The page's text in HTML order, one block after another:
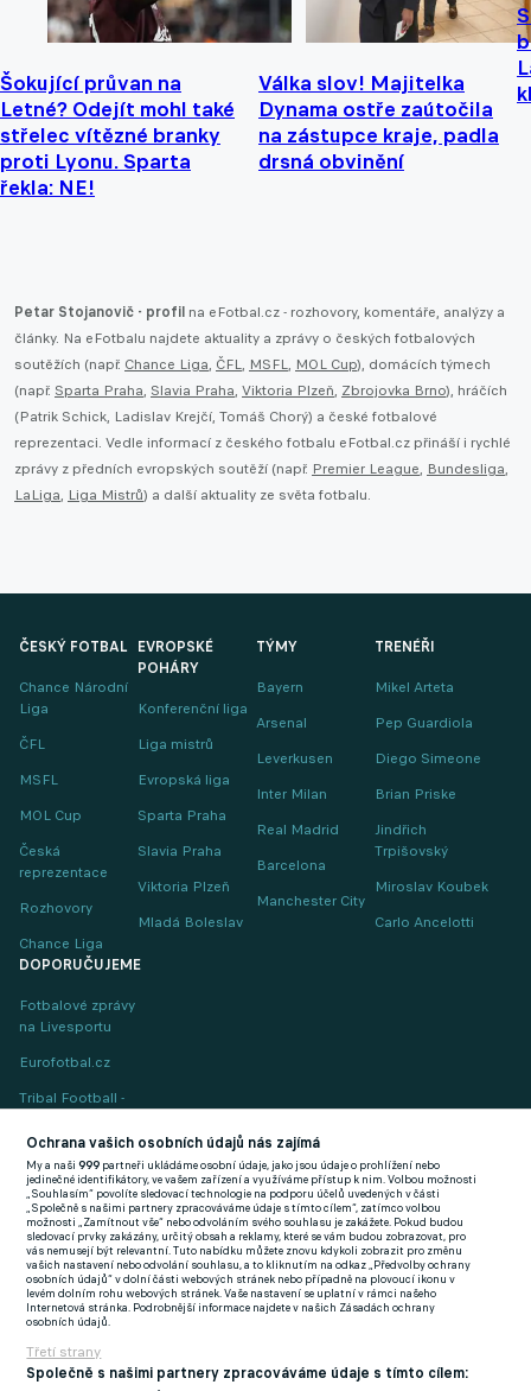
Šokující průvan na
Letné? Odejít mohl také
střelec vítězné branky
proti Lyonu. Sparta
řekla: NE!
Válka slov! Majitelka
Dynama ostře zaútočila
na zástupce kraje, padla
drsná obvinění
Petar Stojanovič - profil na eFotbal.cz - rozhovory, komentáře, analýzy a
články. Na eFotbalu najdete aktuality a zprávy o českých fotbalových
soutěžích (např. Chance Liga, ČFL, MSFL, MOL Cup), domácích týmech
(např. Sparta Praha, Slavia Praha, Viktoria Plzeň, Zbrojovka Brno), hráčích
(Patrik Schick, Ladislav Krejčí, Tomáš Chorý) a české fotbalové
reprezentaci. Vedle informací z českého fotbalu eFotbal.cz přináší i rychlé
zprávy z předních evropských soutěží (např. Premier League, Bundesliga,
LaLiga, Liga Mistrů) a další aktuality ze světa fotbalu.
ČESKÝ FOTBAL
Chance Národní
Liga
ČFL
MSFL
MOL Cup
Česká
reprezentace
Rozhovory
Chance Liga
EVROPSKÉ
POHÁRY
Konferenční liga
Liga mistrů
Evropská liga
Sparta Praha
Slavia Praha
Viktoria Plzeň
Mladá Boleslav
TÝMY
Bayern
Arsenal
Leverkusen
Inter Milan
Real Madrid
Barcelona
Manchester City
TRENÉŘI
Mikel Arteta
Pep Guardiola
Diego Simeone
Brian Priske
Jindřich
Trpišovský
Miroslav Koubek
Carlo Ancelotti
DOPORUČUJEME
Fotbalové zprávy
na Livesportu
Eurofotbal.cz
Tribal Football -
(EN)
FlashFutbal (SK)
Tenisportal.cz
Tenisové zprávy
na Livesportu
Ochrana vašich osobních údajů nás zajímá
My a naši999 partneři ukládáme osobní údaje, jako jsou údaje o prohlížení nebo
jedinečné identifikátory, ve vašem zařízení a využíváme přístup k nim. Volbou možnosti
„Souhlasím“ povolíte sledovací technologie na podporu účelů uvedených v části
„Společně s našimi partnery zpracováváme údaje s tímto cílem“, zatímco volbou
možnosti „Zamítnout vše“ nebo odvoláním svého souhlasu je zakážete. Pokud budou
sledovací prvky zakázány, určitý obsah a reklamy, které se vám budou zobrazovat, pro
vás nemusejí být relevantní. Tuto nabídku můžete znovu kdykoli zobrazit pro změnu
vašich nastavení nebo odvolání souhlasu, a to kliknutím na odkaz „Předvolby ochrany
osobních údajů“ v dolní části webových stránek nebo případně na plovoucí ikonu v
levém dolním rohu webových stránek. Vaše nastavení se uplatní v rámci našeho
Internetová stránka. Podrobnější informace najdete v našich Zásadách ochrany
osobních údajů.
Třetí strany
Společně s našimi partnery zpracováváme údaje s tímto cílem: